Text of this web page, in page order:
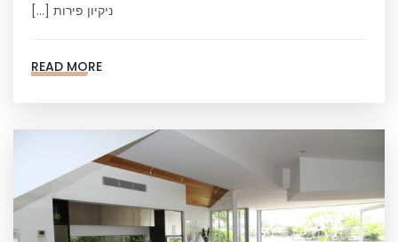
ניקיון פירות […]
READ MORE